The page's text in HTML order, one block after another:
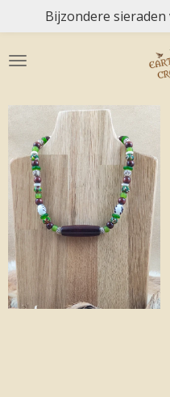
direct
naar
Bijzondere